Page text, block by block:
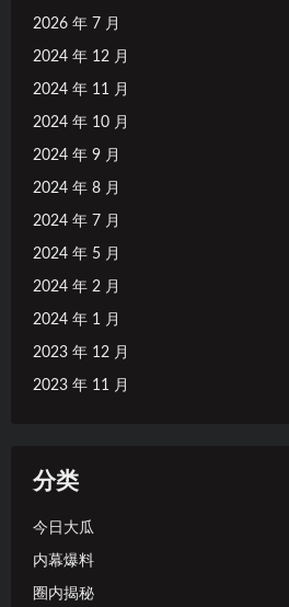
2026 年 7 月
2024 年 12 月
2024 年 11 月
2024 年 10 月
2024 年 9 月
2024 年 8 月
2024 年 7 月
2024 年 5 月
2024 年 2 月
2024 年 1 月
2023 年 12 月
2023 年 11 月
分类
今日大瓜
内幕爆料
圈内揭秘